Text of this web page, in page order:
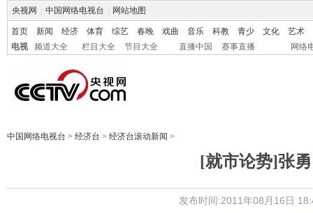
央视网 中国网络电视台 网站地图
首页 新闻 经济 体育 综艺 春晚 戏曲 音乐 科教 青少 文化
艺术
电视
频道大全 栏目大全 节目大全 直播中国 赛事直播 网络
中国网络电视台 > 经济台 > 经济台滚动新闻 >
[就市论势]张
发布时间:2011年08月16日